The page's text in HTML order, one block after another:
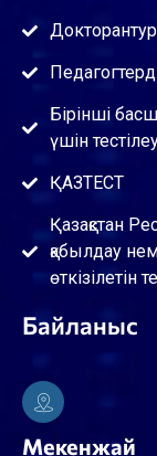
Бірінші
үшін
ҚАЗТЕСТ
Қазақстан
қабылдау
өткізілетін
Байланыс
Мекенжай